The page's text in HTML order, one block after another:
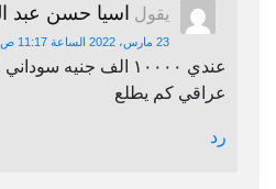
يقول اسيا حسن عبد
23 مارس، 2022 الساعة 11:17 ص
عندي ١٠٠٠٠ الف جنيه
عراقي كم يطلع
رد